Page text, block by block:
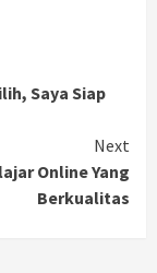
Saya Siap
Next
Online Yang
Berkualitas